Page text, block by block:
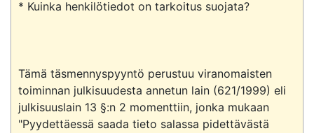
* Kuinka henkilötiedot on tarkoitus suojata?
Tämä täsmennyspyyntö perustuu viranomaisten
toiminnan julkisuudesta annetun lain (621/1999) eli
julkisuuslain 13 §:n 2 momenttiin, jonka mukaan
"Pyydettäessä saada tieto salassa pidettävästä